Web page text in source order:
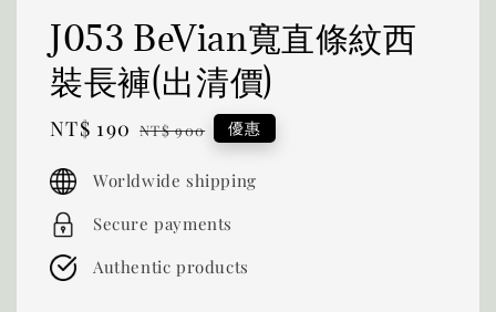
J053 BeVian寬直條紋西
裝長褲(出清價)
Sale
NT$ 190 Regular
NT$ 900 優惠
Worldwide shipping
Secure payments
Authentic products